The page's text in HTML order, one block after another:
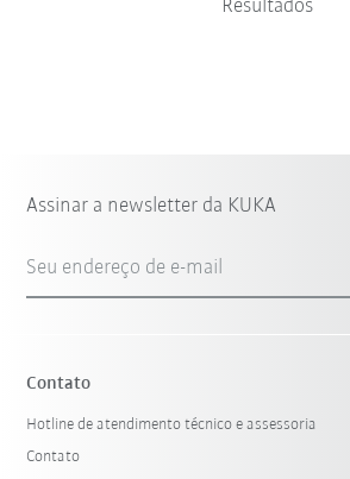
Resultados
Assinar a newsletter da KUKA
Seu endereço de e-mail
Contato
Hotline de atendimento técnico e assessoria
Contato